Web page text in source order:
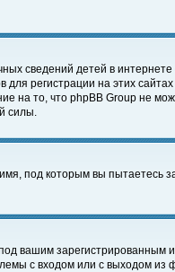
сведений детей в
регистрации на этих
на то, что phpBB Group не
силы.
под которым вы пытаетесь
вашим
с входом или с выходом